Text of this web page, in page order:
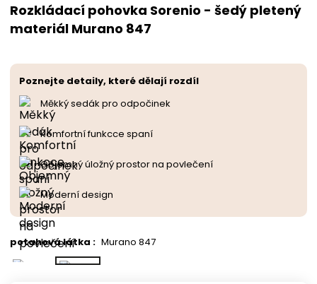
Rozkládací pohovka Sorenio - šedý pletený
materiál Murano 847
Poznejte detaily, které dělají rozdíl
Měkký sedák pro odpočinek
Komfortní funkcce spaní
Objemný úložný prostor na povlečení
Moderní design
potahová látka : Murano 847